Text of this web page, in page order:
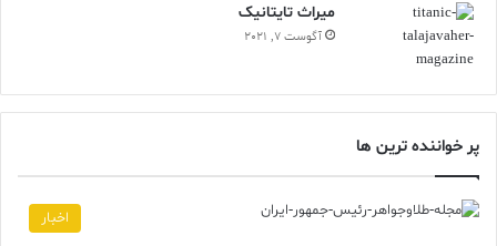
ميراث تايتانيک
آگوست 7, 2021
پر خواننده ترین ها
اخبار